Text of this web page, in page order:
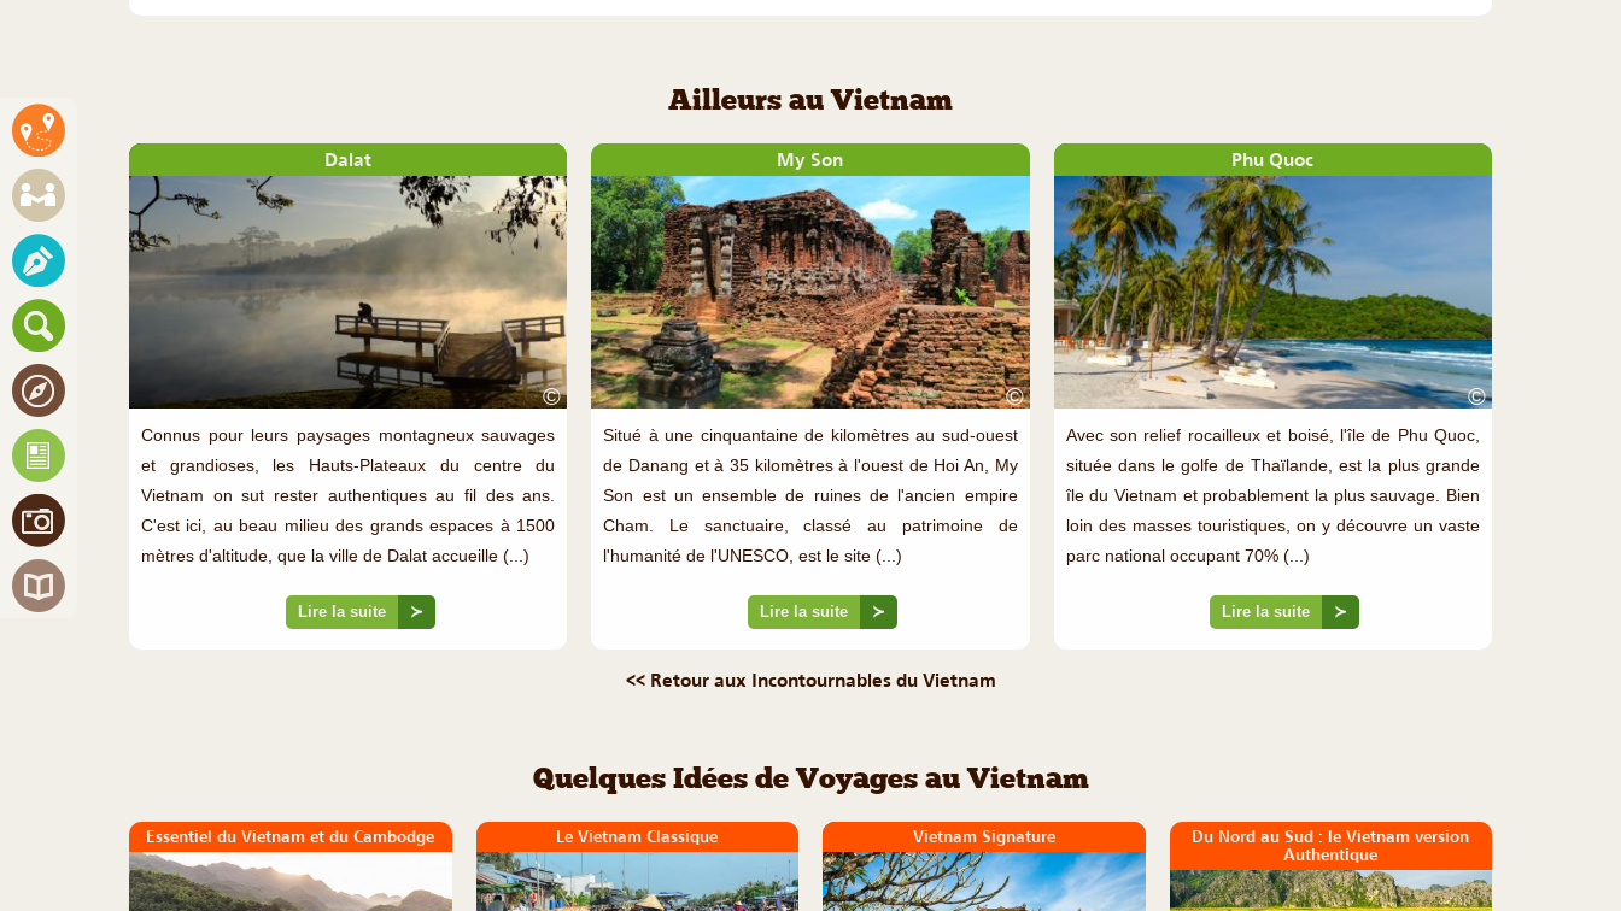
Ailleurs au Vietnam
Dalat
©
Connus pour leurs paysages montagneux sauvages
et grandioses, les Hauts-Plateaux du centre du
Vietnam on sut rester authentiques au fil des ans.
C'est ici, au beau milieu des grands espaces à 1500
mètres d'altitude, que la ville de Dalat accueille (...)
Lire la suite ≻
My Son
©
Situé à une cinquantaine de kilomètres au sud-ouest
de Danang et à 35 kilomètres à l'ouest de Hoi An, My
Son est un ensemble de ruines de l'ancien empire
Cham. Le sanctuaire, classé au patrimoine de
l'humanité de l'UNESCO, est le site (...)
Lire la suite ≻
Phu Quoc
©
Avec son relief rocailleux et boisé, l'île de Phu Quoc,
située dans le golfe de Thaïlande, est la plus grande
île du Vietnam et probablement la plus sauvage. Bien
loin des masses touristiques, on y découvre un vaste
parc national occupant 70% (...)
Lire la suite ≻
<< Retour aux Incontournables du Vietnam
Quelques Idées de Voyages au Vietnam
Essentiel du Vietnam et du Cambodge Le Vietnam Classique Vietnam Signature
Du Nord au Sud : le Vietnam version
Authentique